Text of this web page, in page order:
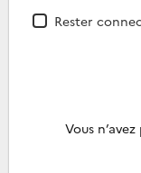
Rester
Vous